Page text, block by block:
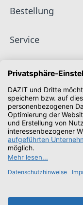
Bestellung
Service
Unternehmen
Folge uns
Zahlungsarten
Versandarten